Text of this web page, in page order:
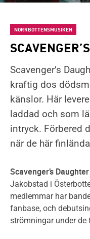
NORRBOTTENSMUSIKEN
har
nu
0
sparade
konserter
Scavenger’s
kraftig dos
känslor. Här
laddad och som
intryck. Förbered
när de här
Scavenger’s Daughter
Jakobstad i
medlemmar har
fanbase, och
strömningar under